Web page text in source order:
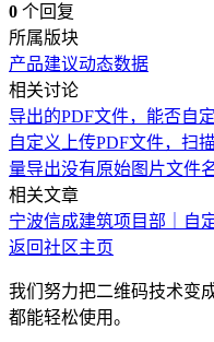
0 个回复
所属版块
产品建议动态数据
相关讨论
导出的PDF文件，能否自
自定义 上传PDF文件，扫
量导出没有原始图片文件
相关文章
宁波信成建筑项目部｜自
返回社区主页
我们努力把二维码技术变
都能轻松使用。